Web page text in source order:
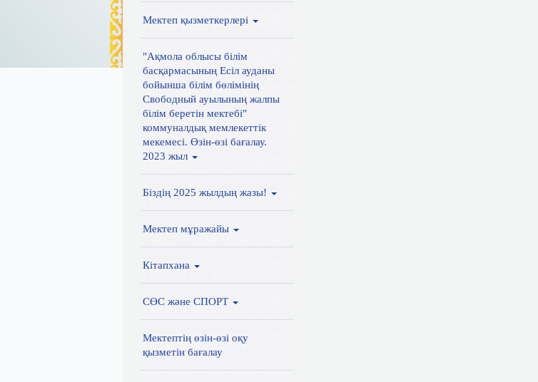
Мектеп қызметкерлері
"Ақмола облысы білім
басқармасының Есіл ауданы
бойынша білім бөлімінің
Свободный ауылының жалпы
білім беретін мектебі"
коммуналдық мемлекеттік
мекемесі. Өзін-өзі бағалау.
2023 жыл
Біздің 2025 жылдың жазы!
Мектеп мұражайы
Кітапхана
СӨС және СПОРТ
Мектептің өзін-өзі оқу
қызметін бағалау